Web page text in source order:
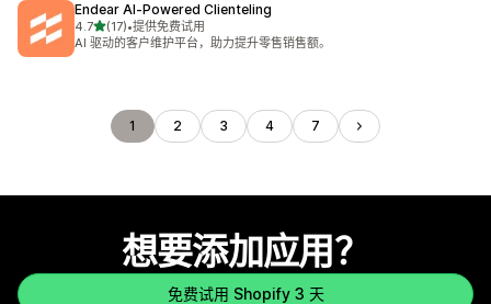
Endear AI‑Powered Clienteling
4.7星（满分 5 星）
(17)
总共 17 条评论
•提供免费试用
AI 驱动的客户维护平台，助力提升零售销售额。
1 2 3 4 7
想要添加应用？
免费试用 Shopify 3 天